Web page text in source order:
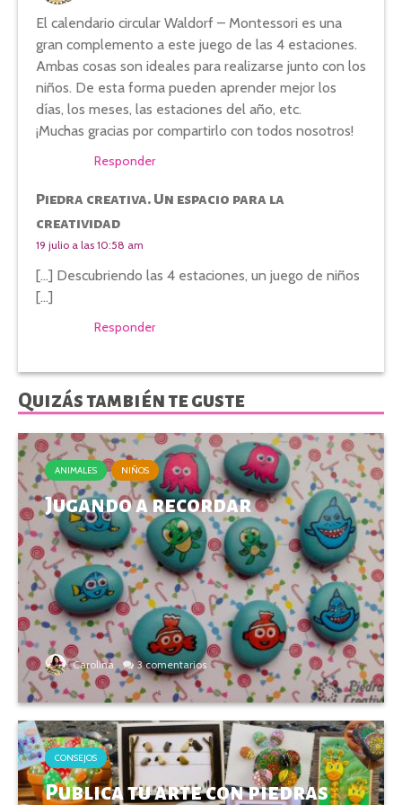
El calendario circular Waldorf – Montessori es una
gran complemento a este juego de las 4 estaciones.
Ambas cosas son ideales para realizarse junto con los
niños. De esta forma pueden aprender mejor los
días, los meses, las estaciones del año, etc.
¡Muchas gracias por compartirlo con todos nosotros!
Responder
Piedra creativa. Un espacio para la
creatividad
19 julio a las 10:58 am
[…] Descubriendo las 4 estaciones, un juego de niños
[…]
Responder
Quizás también te guste
ANIMALES NIÑOS
Jugando a recordar
Carolina 3 comentarios
CONSEJOS
Publica tu arte con piedras